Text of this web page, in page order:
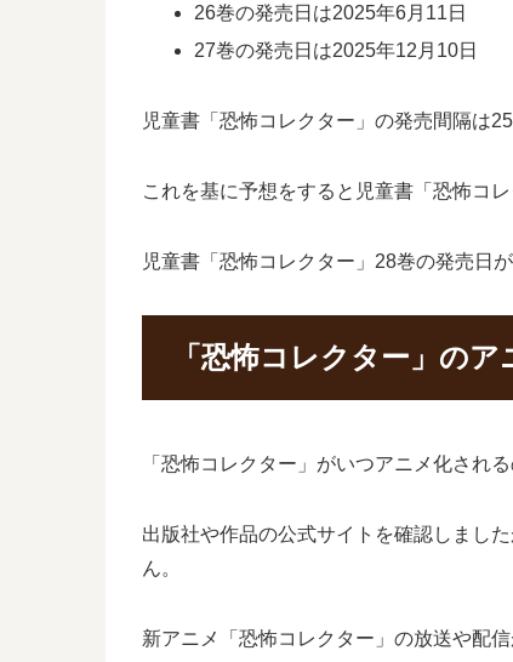
26巻の発売日は2025年6月11日
27巻の発売日は2025年12月10日
児童書「恐怖コレクター」の発売間隔は
これを基に予想をすると児童書「恐怖コ
児童書「恐怖コレクター」28巻の発売日
「恐怖コレクター」の
「恐怖コレクター」がいつアニメ化され
出版社や作品の公式サイトを確認しまし
ん。
新アニメ「恐怖コレクター」の放送や配